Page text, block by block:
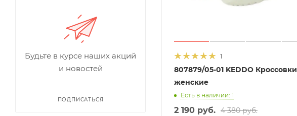
1
807879/05-01 KEDDO Кроссовки
женские
Есть в наличии: 1
2 190 руб. 4 380 руб.
Будьте в курсе наших акций
и новостей
ПОДПИСАТЬСЯ